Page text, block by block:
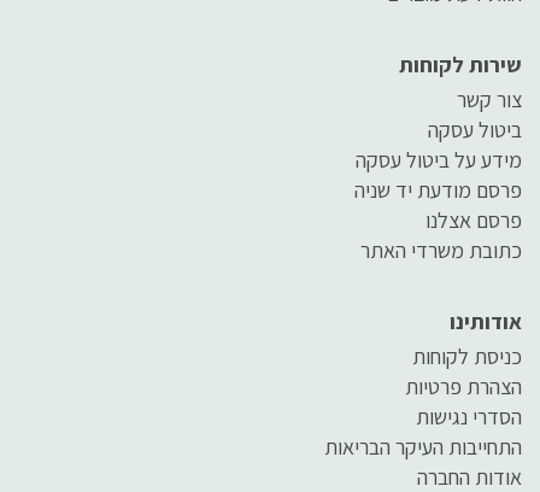
שירות לקוחות
צור קשר
ביטול עסקה
מידע על ביטול עסקה
פרסם מודעת יד שניה
פרסם אצלנו
כתובת משרדי האתר
אודותינו
כניסת לקוחות
הצהרת פרטיות
הסדרי נגישות
התחייבות העיקר הבריאות
אודות החברה